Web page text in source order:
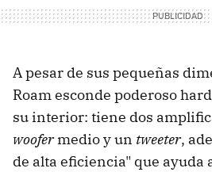
A pesar de sus pequeñas
Roam esconde poderoso
su interior: tiene dos
woofermedio y un tweeter,
de alta eficiencia" que